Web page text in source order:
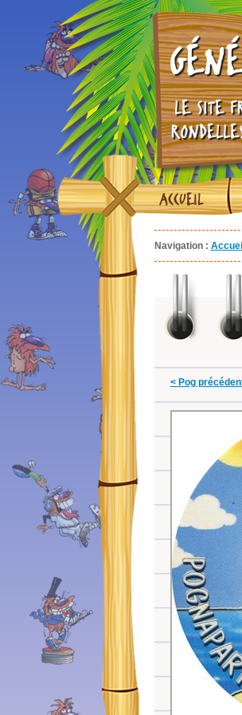
LE SITE
ACCUEIL
Navigation : Accueil
< Pog